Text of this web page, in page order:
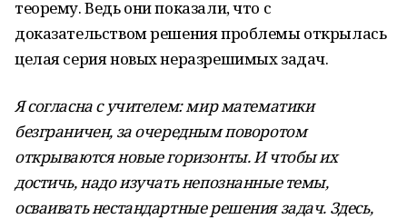
теорему. Ведь они показали, что с
доказательством решения проблемы открылась
целая серия новых неразрешимых задач.
Я согласна с учителем: мир математики
безграничен, за очередным поворотом
открываются новые горизонты. И чтобы их
достичь, надо изучать непознанные темы,
осваивать нестандартные решения задач. Здесь,